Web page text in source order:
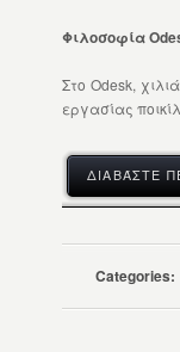
Φιλοσοφία
Στο Odesk,
εργασίας
ΔΙΑΒΆΣΤΕ
Categories: